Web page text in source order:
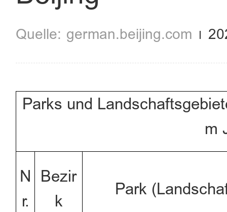
german.beijing.com
Parks und
m
N
r.
Bezir
k
Park